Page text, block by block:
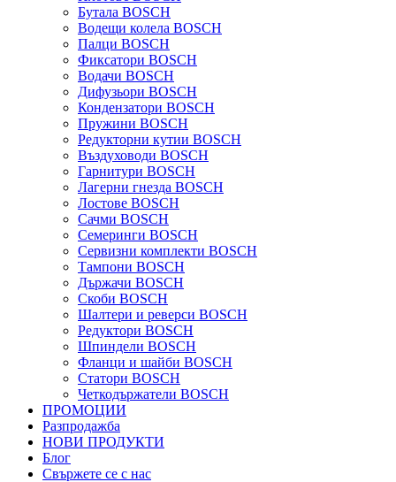
Бутала BOSCH
Водещи колела BOSCH
Палци BOSCH
Фиксатори BOSCH
Водачи BOSCH
Дифузьори BOSCH
Кондензатори BOSCH
Пружини BOSCH
Редукторни кутии BOSCH
Въздуховоди BOSCH
Гарнитури BOSCH
Лагерни гнезда BOSCH
Лостове BOSCH
Сачми BOSCH
Семеринги BOSCH
Сервизни комплекти BOSCH
Тампони BOSCH
Държачи BOSCH
Скоби BOSCH
Шалтери и реверси BOSCH
Редуктори BOSCH
Шпиндели BOSCH
Фланци и шайби BOSCH
Статори BOSCH
Четкодържатели BOSCH
ПРОМОЦИИ
Разпродажба
НОВИ ПРОДУКТИ
Блог
Свържете се с нас